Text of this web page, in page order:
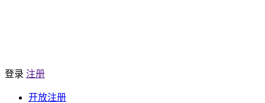
登录 注册
开放注册